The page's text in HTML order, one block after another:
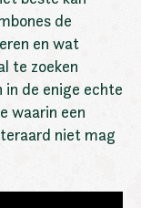
de
en wat
te zoeken
de enige echte
waarin een
niet mag